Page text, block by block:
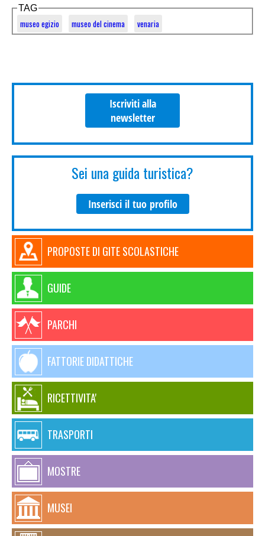
TAG
museo egizio museo del cinema venaria
Iscriviti alla
newsletter
Sei una guida turistica?
Inserisci il tuo profilo
PROPOSTE DI GITE SCOLASTICHE
GUIDE
PARCHI
FATTORIE DIDATTICHE
RICETTIVITA'
TRASPORTI
MOSTRE
MUSEI